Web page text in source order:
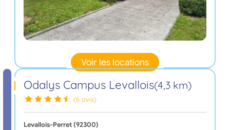
Voir les locations
Odalys Campus Levallois(4,3 km)
(6 avis)
Levallois-Perret (92300)